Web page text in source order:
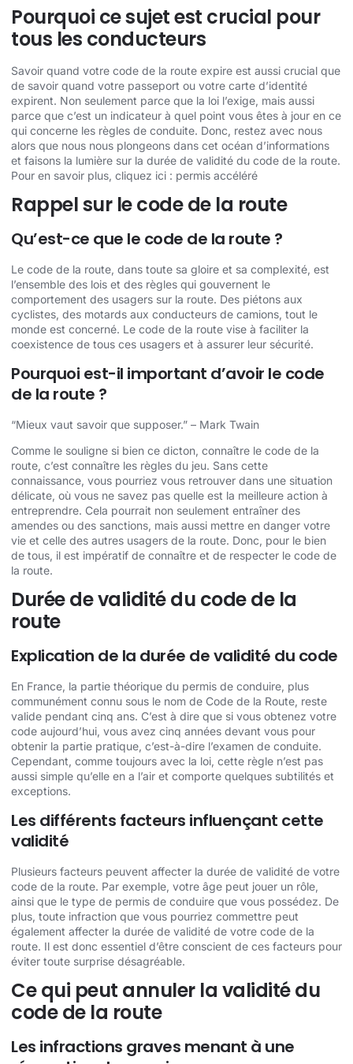
Pourquoi ce sujet est crucial pour
tous les conducteurs
Savoir quand votre code de la route expire est aussi crucial que
de savoir quand votre passeport ou votre carte d’identité
expirent. Non seulement parce que la loi l’exige, mais aussi
parce que c’est un indicateur à quel point vous êtes à jour en ce
qui concerne les règles de conduite. Donc, restez avec nous
alors que nous nous plongeons dans cet océan d’informations
et faisons la lumière sur la durée de validité du code de la route.
Pour en savoir plus, cliquez ici : permis accéléré
Rappel sur le code de la route
Qu’est-ce que le code de la route ?
Le code de la route, dans toute sa gloire et sa complexité, est
l’ensemble des lois et des règles qui gouvernent le
comportement des usagers sur la route. Des piétons aux
cyclistes, des motards aux conducteurs de camions, tout le
monde est concerné. Le code de la route vise à faciliter la
coexistence de tous ces usagers et à assurer leur sécurité.
Pourquoi est-il important d’avoir le code
de la route ?
“Mieux vaut savoir que supposer.” – Mark Twain
Comme le souligne si bien ce dicton, connaître le code de la
route, c’est connaître les règles du jeu. Sans cette
connaissance, vous pourriez vous retrouver dans une situation
délicate, où vous ne savez pas quelle est la meilleure action à
entreprendre. Cela pourrait non seulement entraîner des
amendes ou des sanctions, mais aussi mettre en danger votre
vie et celle des autres usagers de la route. Donc, pour le bien
de tous, il est impératif de connaître et de respecter le code de
la route.
Durée de validité du code de la
route
Explication de la durée de validité du code
En France, la partie théorique du permis de conduire, plus
communément connu sous le nom de Code de la Route, reste
valide pendant cinq ans. C’est à dire que si vous obtenez votre
code aujourd’hui, vous avez cinq années devant vous pour
obtenir la partie pratique, c’est-à-dire l’examen de conduite.
Cependant, comme toujours avec la loi, cette règle n’est pas
aussi simple qu’elle en a l’air et comporte quelques subtilités et
exceptions.
Les différents facteurs influençant cette
validité
Plusieurs facteurs peuvent affecter la durée de validité de votre
code de la route. Par exemple, votre âge peut jouer un rôle,
ainsi que le type de permis de conduire que vous possédez. De
plus, toute infraction que vous pourriez commettre peut
également affecter la durée de validité de votre code de la
route. Il est donc essentiel d’être conscient de ces facteurs pour
éviter toute surprise désagréable.
Ce qui peut annuler la validité du
code de la route
Les infractions graves menant à une